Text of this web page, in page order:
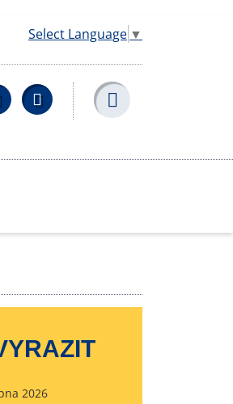
Select Language ▼
YouTubeWikipedia
2026